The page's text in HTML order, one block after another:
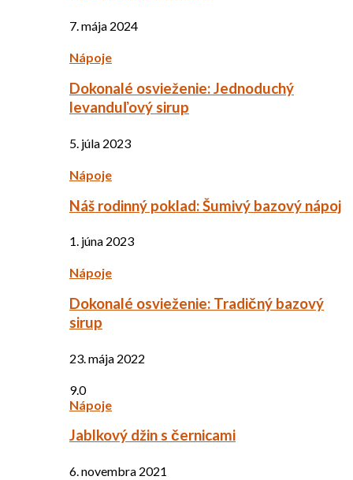
7. mája 2024
Nápoje
Dokonalé osvieženie: Jednoduchý
levanduľový sirup
5. júla 2023
Nápoje
Náš rodinný poklad: Šumivý bazový nápoj
1. júna 2023
Nápoje
Dokonalé osvieženie: Tradičný bazový
sirup
23. mája 2022
9.0
Nápoje
Jablkový džin s černicami
6. novembra 2021